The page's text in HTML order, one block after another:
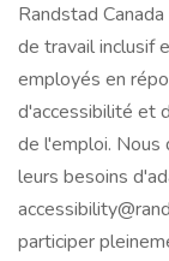
Randstad
de travail inclusif
employés en
d'accessibilité et
de l'emploi. Nous
leurs besoins
participer